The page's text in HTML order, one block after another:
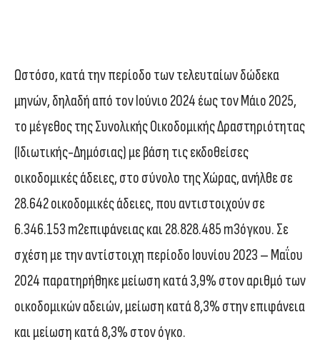
Ωστόσο, κατά την περίοδο των τελευταίων δώδεκα
μηνών, δηλαδή από τον Ιούνιο 2024 έως τον Μάιο 2025,
το μέγεθος της Συνολικής Οικοδομικής Δραστηριότητας
(Ιδιωτικής-Δημόσιας) με βάση τις εκδοθείσες
οικοδομικές άδειες, στο σύνολο της Χώρας, ανήλθε σε
28.642 οικοδομικές άδειες, που αντιστοιχούν σε
6.346.153 m2επιφάνειας και 28.828.485 m3όγκου. Σε
σχέση με την αντίστοιχη περίοδο Ιουνίου 2023 – Μαΐου
2024 παρατηρήθηκε μείωση κατά 3,9% στον αριθμό των
οικοδομικών αδειών, μείωση κατά 8,3% στην επιφάνεια
και μείωση κατά 8,3% στον όγκο.